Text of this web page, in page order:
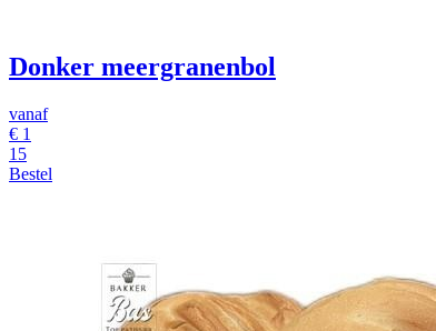
Donker meergranenbol
vanaf
€ 1
15
Bestel